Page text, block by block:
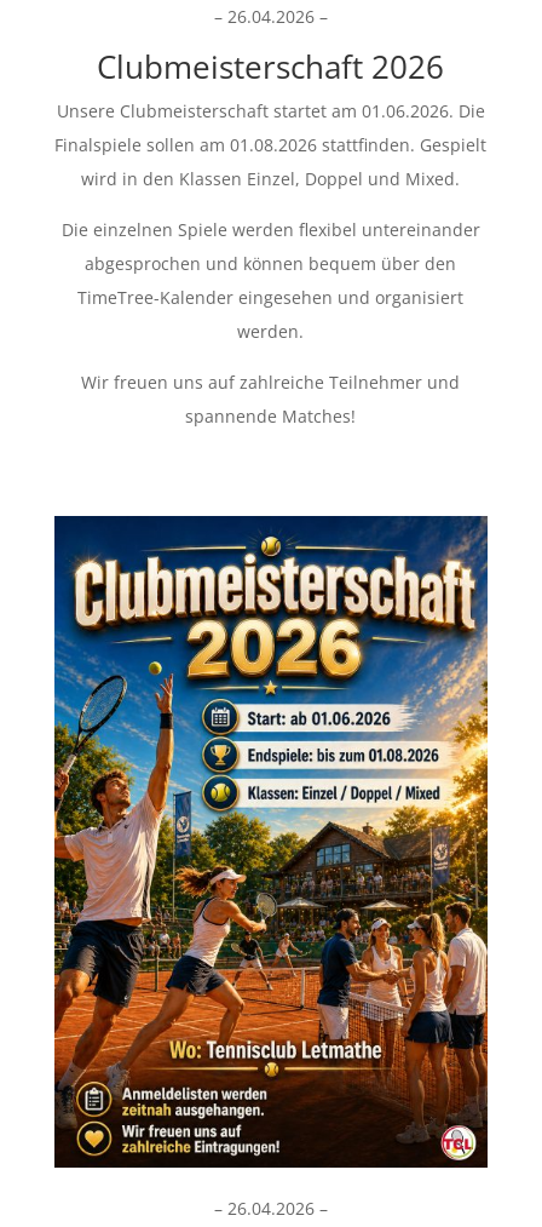
– 26.04.2026 –
Clubmeisterschaft 2026
Unsere Clubmeisterschaft startet am 01.06.2026. Die
Finalspiele sollen am 01.08.2026 stattfinden. Gespielt
wird in den Klassen Einzel, Doppel und Mixed.
Die einzelnen Spiele werden flexibel untereinander
abgesprochen und können bequem über den
TimeTree-Kalender eingesehen und organisiert
werden.
Wir freuen uns auf zahlreiche Teilnehmer und
spannende Matches!
– 26.04.2026 –